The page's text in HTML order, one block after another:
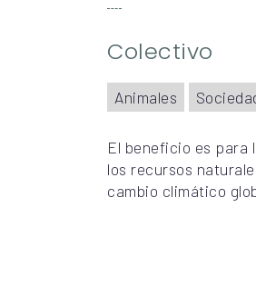
Colectivo
Animales
El beneficio es para
los recursos
cambio climático